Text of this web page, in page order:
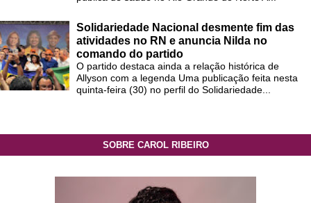
Solidariedade Nacional desmente fim das
atividades no RN e anuncia Nilda no
comando do partido
O partido destaca ainda a relação histórica de
Allyson com a legenda Uma publicação feita nesta
quinta-feira (30) no perfil do Solidariedade...
SOBRE CAROL RIBEIRO